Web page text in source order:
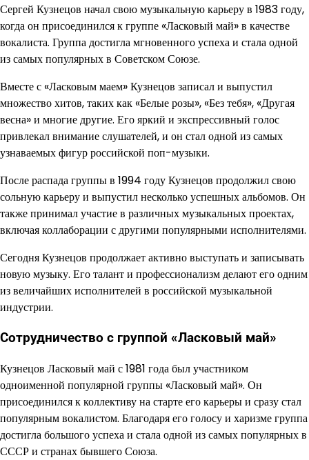
Сергей Кузнецов начал свою музыкальную карьеру в 1983 году,
когда он присоединился к группе «Ласковый май» в качестве
вокалиста. Группа достигла мгновенного успеха и стала одной
из самых популярных в Советском Союзе.
Вместе с «Ласковым маем» Кузнецов записал и выпустил
множество хитов, таких как «Белые розы», «Без тебя», «Другая
весна» и многие другие. Его яркий и экспрессивный голос
привлекал внимание слушателей, и он стал одной из самых
узнаваемых фигур российской поп-музыки.
После распада группы в 1994 году Кузнецов продолжил свою
сольную карьеру и выпустил несколько успешных альбомов. Он
также принимал участие в различных музыкальных проектах,
включая коллаборации с другими популярными исполнителями.
Сегодня Кузнецов продолжает активно выступать и записывать
новую музыку. Его талант и профессионализм делают его одним
из величайших исполнителей в российской музыкальной
индустрии.
Сотрудничество с группой «Ласковый май»
Кузнецов Ласковый май с 1981 года был участником
одноименной популярной группы «Ласковый май». Он
присоединился к коллективу на старте его карьеры и сразу стал
популярным вокалистом. Благодаря его голосу и харизме группа
достигла большого успеха и стала одной из самых популярных в
СССР и странах бывшего Союза.